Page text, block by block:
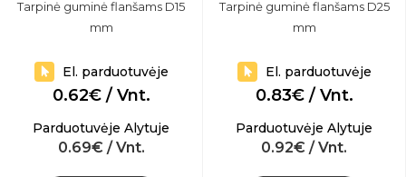
Tarpinė guminė flanšams D15
mm
El. parduotuvėje
0.62€ / Vnt.
Parduotuvėje Alytuje
0.69€ / Vnt.
Tarpinė guminė flanšams D25
mm
El. parduotuvėje
0.83€ / Vnt.
Parduotuvėje Alytuje
0.92€ / Vnt.